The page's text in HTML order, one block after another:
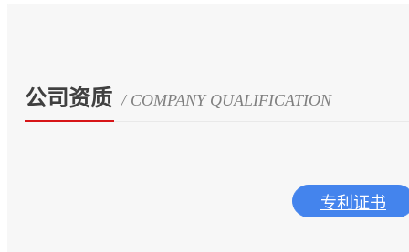
公司资质 / COMPANY QUALIFICATION
专利证书